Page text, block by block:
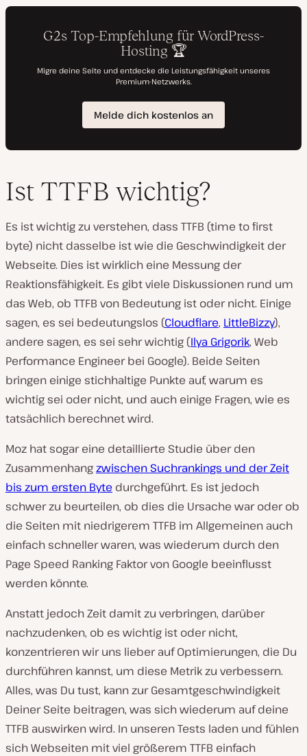
Ist TTFB wichtig?
Es ist wichtig zu verstehen, dass TTFB (time to first
byte) nicht dasselbe ist wie die Geschwindigkeit der
Webseite. Dies ist wirklich eine Messung der
Reaktionsfähigkeit. Es gibt viele Diskussionen rund um
das Web, ob TTFB von Bedeutung ist oder nicht. Einige
sagen, es sei bedeutungslos (Cloudflare, LittleBizzy),
andere sagen, es sei sehr wichtig (Ilya Grigorik, Web
Performance Engineer bei Google). Beide Seiten
bringen einige stichhaltige Punkte auf, warum es
wichtig sei oder nicht, und auch einige Fragen, wie es
tatsächlich berechnet wird.
Moz hat sogar eine detaillierte Studie über den
Zusammenhangzwischen Suchrankings und der Zeit
bis zum ersten Byte durchgeführt. Es ist jedoch
schwer zu beurteilen, ob dies die Ursache war oder ob
die Seiten mit niedrigerem TTFB im Allgemeinen auch
einfach schneller waren, was wiederum durch den
Page Speed Ranking Faktor von Google beeinflusst
werden könnte.
Anstatt jedoch Zeit damit zu verbringen, darüber
nachzudenken, ob es wichtig ist oder nicht,
konzentrieren wir uns lieber auf Optimierungen, die Du
durchführen kannst, um diese Metrik zu verbessern.
Alles, was Du tust, kann zur Gesamtgeschwindigkeit
Deiner Seite beitragen, was sich wiederum auf deine
TTFB auswirken wird. In unseren Tests laden und fühlen
sich Webseiten mit viel größerem TTFB einfach